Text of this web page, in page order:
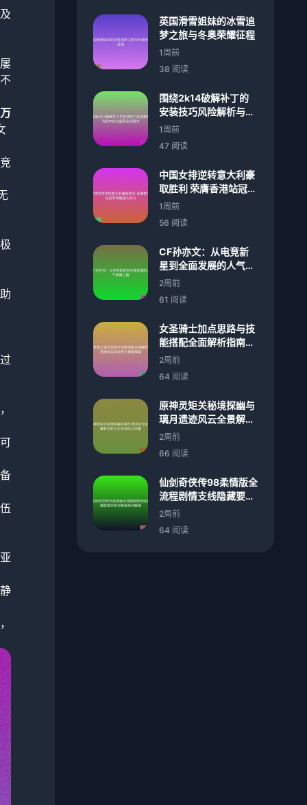
万
英国滑雪姐妹的冰雪追
梦之旅与冬奥荣耀征程
1周前
38 阅读
围绕2k14破解补丁的
安装技巧风险解析与版
本优化指南全流程详
1周前
47 阅读
中国女排逆转意大利豪
取胜利 荣膺香港站冠军
再展强大实力
1周前
56 阅读
CF孙亦文：从电竞新
星到全面发展的人气偶
像之路
2周前
61 阅读
女圣骑士加点思路与技
能搭配全面解析指南进
阶实战培养方案推荐篇
2周前
64 阅读
原神灵矩关秘境探幽与
璃月遗迹风云全景解析
历史文化传说战斗攻略
2周前
66 阅读
仙剑奇侠传98柔情版全
流程剧情支线隐藏要素
终极攻略指南详解篇
2周前
64 阅读